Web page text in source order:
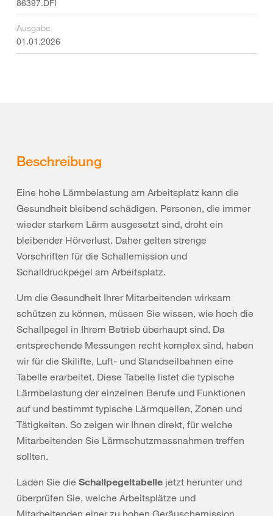
86397.DFI
Ausgabe
01.01.2026
Beschreibung
Eine hohe Lärmbelastung am Arbeitsplatz kann die
Gesundheit bleibend schädigen. Personen, die immer
wieder starkem Lärm ausgesetzt sind, droht ein
bleibender Hörverlust. Daher gelten strenge
Vorschriften für die Schallemission und
Schalldruckpegel am Arbeitsplatz.
Um die Gesundheit Ihrer Mitarbeitenden wirksam
schützen zu können, müssen Sie wissen, wie hoch die
Schallpegel in Ihrem Betrieb überhaupt sind. Da
entsprechende Messungen recht komplex sind, haben
wir für die Skilifte, Luft- und Standseilbahnen eine
Tabelle erarbeitet. Diese Tabelle listet die typische
Lärmbelastung der einzelnen Berufe und Funktionen
auf und bestimmt typische Lärmquellen, Zonen und
Tätigkeiten. So zeigen wir Ihnen direkt, für welche
Mitarbeitenden Sie Lärmschutzmassnahmen treffen
sollten.
Laden Sie die Schallpegeltabelle jetzt herunter und
überprüfen Sie, welche Arbeitsplätze und
Mitarbeitenden einer zu hohen Geräuschemission